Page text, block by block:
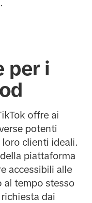
per i
offre ai
potenti
clienti ideali.
piattaforma
accessibili alle
al tempo stesso
dai